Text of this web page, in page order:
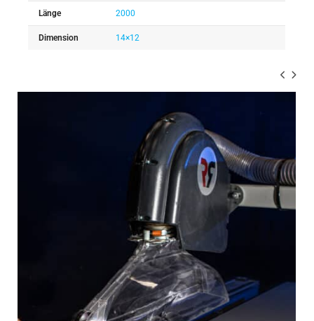
Länge 2000
Dimension 14×12